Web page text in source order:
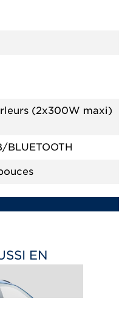
(2x300W maxi)
EN